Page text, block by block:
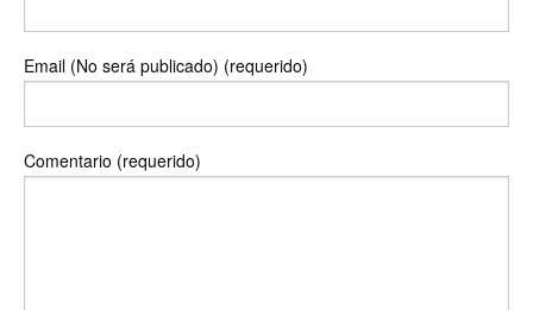
Email (No será publicado) (requerido)
Comentario (requerido)